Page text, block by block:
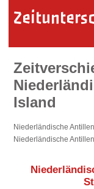
Island
Niederländische
Niederländische